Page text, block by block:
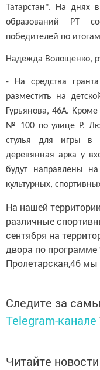
Татарстан". На днях
образований РТ
победителей по
Надежда Волощенко,
- На средства
разместить на
Гурьянова, 46А.
№ 100 по улице Р.
стулья для игры в
деревянная арка у
будут направлены
культурных,
На нашей
различные
сентября на
двора по программе
Пролетарская,46 мы
Следите за
Telegram-канале
Читайте